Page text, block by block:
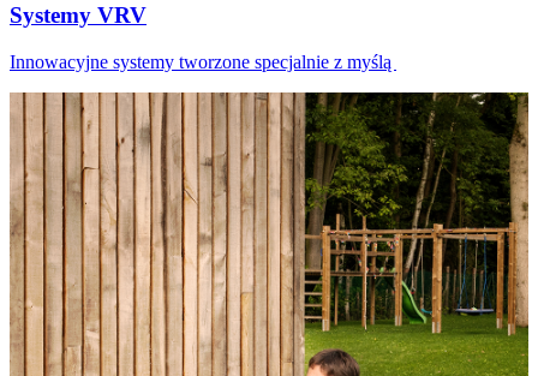
Systemy VRV
Innowacyjne systemy tworzone specjalnie z myślą